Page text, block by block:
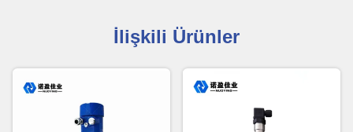
İlişkili Ürünler